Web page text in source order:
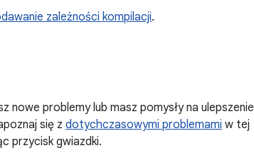
zależności kompilacji.
nowe problemy lub masz pomysły na ulepszenie
się z dotychczasowymi problemami w tej
przycisk gwiazdki.